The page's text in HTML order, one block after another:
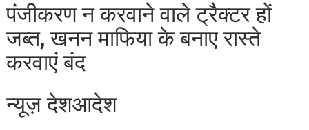
पंजीकरण न करवाने वाले ट्रैक्टर हों
जब्त, खनन माफिया के बनाए रास्ते
करवाएं बंद
न्यूज़ देशआदेश